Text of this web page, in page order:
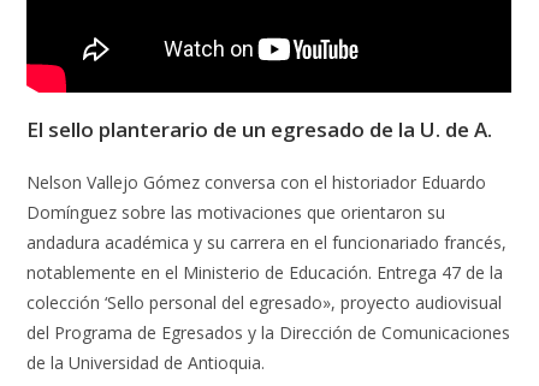
El sello planterario de un egresado de la U. de A.
Nelson Vallejo Gómez conversa con el historiador Eduardo
Domínguez sobre las motivaciones que orientaron su
andadura académica y su carrera en el funcionariado francés,
notablemente en el Ministerio de Educación. Entrega 47 de la
colección ‘Sello personal del egresado», proyecto audiovisual
del Programa de Egresados y la Dirección de Comunicaciones
de la Universidad de Antioquia.